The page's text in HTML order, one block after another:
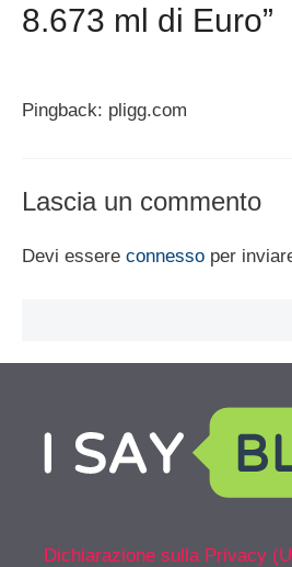
8.673 ml di Euro”
Pingback: pligg.com
Lascia un commento
Devi essere connesso per
Dichiarazione sulla Privacy